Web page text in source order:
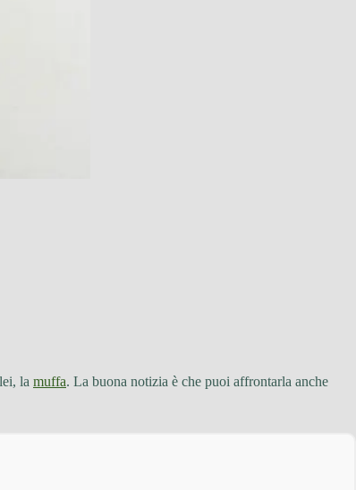
la muffa. La buona notizia è che puoi affrontarla anche